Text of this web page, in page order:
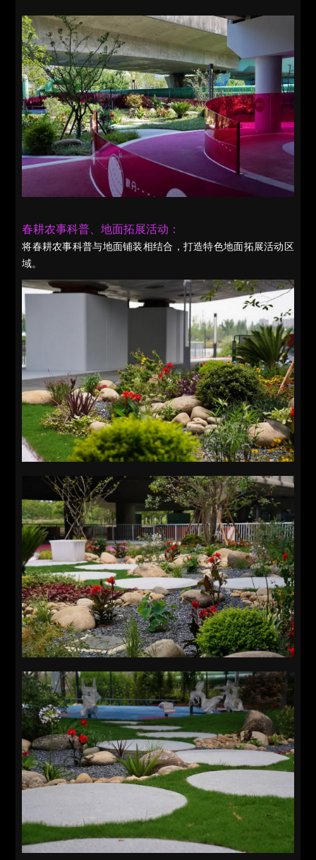
春耕农事科普、地面拓展活动：
将春耕农事科普与地面铺装相结合，打造特色地面拓展活动区
域。